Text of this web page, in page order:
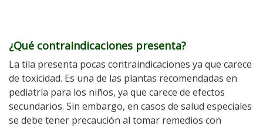
¿Qué contraindicaciones presenta?
La tila presenta pocas contraindicaciones ya que carece
de toxicidad. Es una de las plantas recomendadas en
pediatría para los niños, ya que carece de efectos
secundarios. Sin embargo, en casos de salud especiales
se debe tener precaución al tomar remedios con